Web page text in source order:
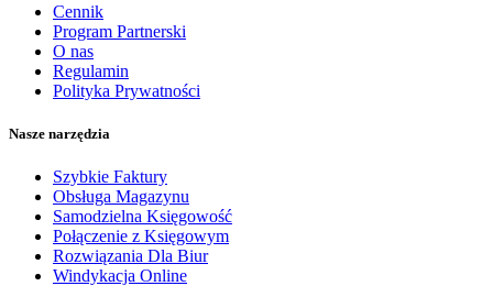
Cennik
Program Partnerski
O nas
Regulamin
Polityka Prywatności
Nasze narzędzia
Szybkie Faktury
Obsługa Magazynu
Samodzielna Księgowość
Połączenie z Księgowym
Rozwiązania Dla Biur
Windykacja Online